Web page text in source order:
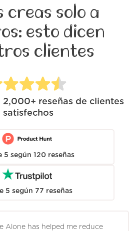
creas solo a
esto dicen
clientes
2,000+ reseñas de clientes
satisfechos
5 según 120 reseñas
5 según 77 reseñas
Alone has helped me reduce